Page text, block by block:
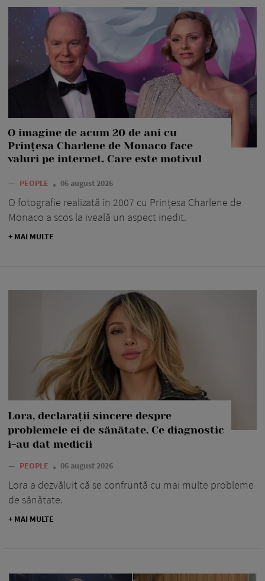
O imagine de acum 20 de ani cu
Prințesa Charlene de Monaco face
valuri pe internet. Care este motivul
— PEOPLE 06 august 2026
O fotografie realizată în 2007 cu Prințesa Charlene de
Monaco a scos la iveală un aspect inedit.
+ MAI MULTE
Lora, declarații sincere despre
problemele ei de sănătate. Ce diagnostic
i-au dat medicii
— PEOPLE 06 august 2026
Lora a dezvăluit că se confruntă cu mai multe probleme
de sănătate.
+ MAI MULTE